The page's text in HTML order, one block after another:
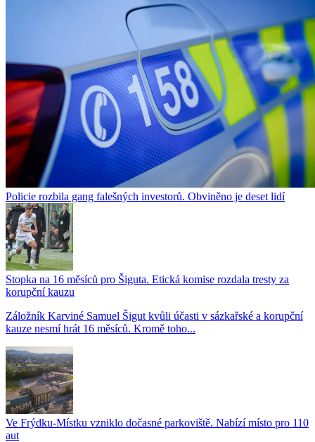
Policie rozbila gang falešných investorů. Obviněno je deset lidí
Stopka na 16 měsíců pro Šiguta. Etická komise rozdala tresty za
korupční kauzu
Záložník Karviné Samuel Šigut kvůli účasti v sázkařské a korupční
kauze nesmí hrát 16 měsíců. Kromě toho...
Ve Frýdku-Místku vzniklo dočasné parkoviště. Nabízí místo pro 110
aut